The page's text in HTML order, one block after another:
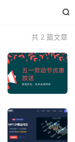

共 2 篇文章